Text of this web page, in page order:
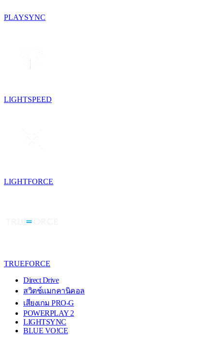
PLAYSYNC
LIGHTSPEED
LIGHTFORCE
TRUEFORCE
Direct Drive
สวิตช์แมกคานิคอล
เสียงเกม PRO-G
POWERPLAY 2
LIGHTSYNC
BLUE VO!CE